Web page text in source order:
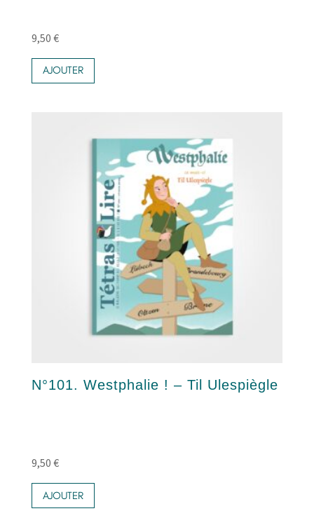
9,50 €
AJOUTER
N°101. Westphalie ! – Til Ulespiègle
9,50 €
AJOUTER